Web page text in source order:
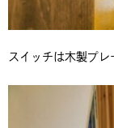
スイッチは木製プレ